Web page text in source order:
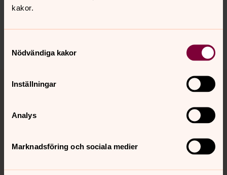
kakor.
Nödvändiga kakor
Inställningar
Analys
Marknadsföring och sociala medier
mariefreds.forsamling@svenskakyrkan.se